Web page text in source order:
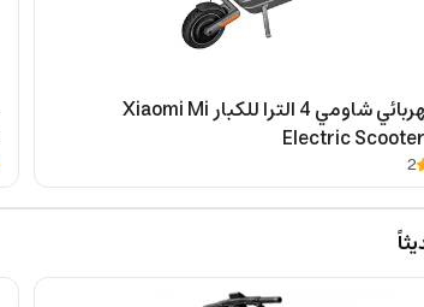
سكوتر كهربائي شاومي 4 الترا للكبار Xiaomi Mi
Electric
2